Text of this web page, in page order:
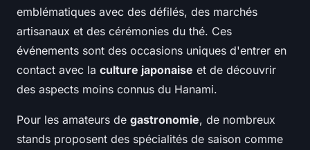
emblématiques avec des défilés, des marchés
artisanaux et des cérémonies du thé. Ces
événements sont des occasions uniques d'entrer en
contact avec la culture japonaise et de découvrir
des aspects moins connus du Hanami.
Pour les amateurs de gastronomie, de nombreux
stands proposent des spécialités de saison comme